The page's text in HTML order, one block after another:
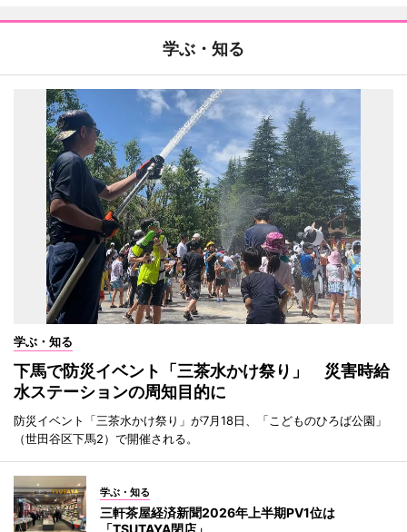
学ぶ・知る
学ぶ・知る
下馬で防災イベント「三茶水かけ祭り」 災害時給
水ステーションの周知目的に
防災イベント「三茶水かけ祭り」が7月18日、「こどものひろば公園」
（世田谷区下馬2）で開催される。
学ぶ・知る
三軒茶屋経済新聞2026年上半期PV1位は
「TSUTAYA閉店」